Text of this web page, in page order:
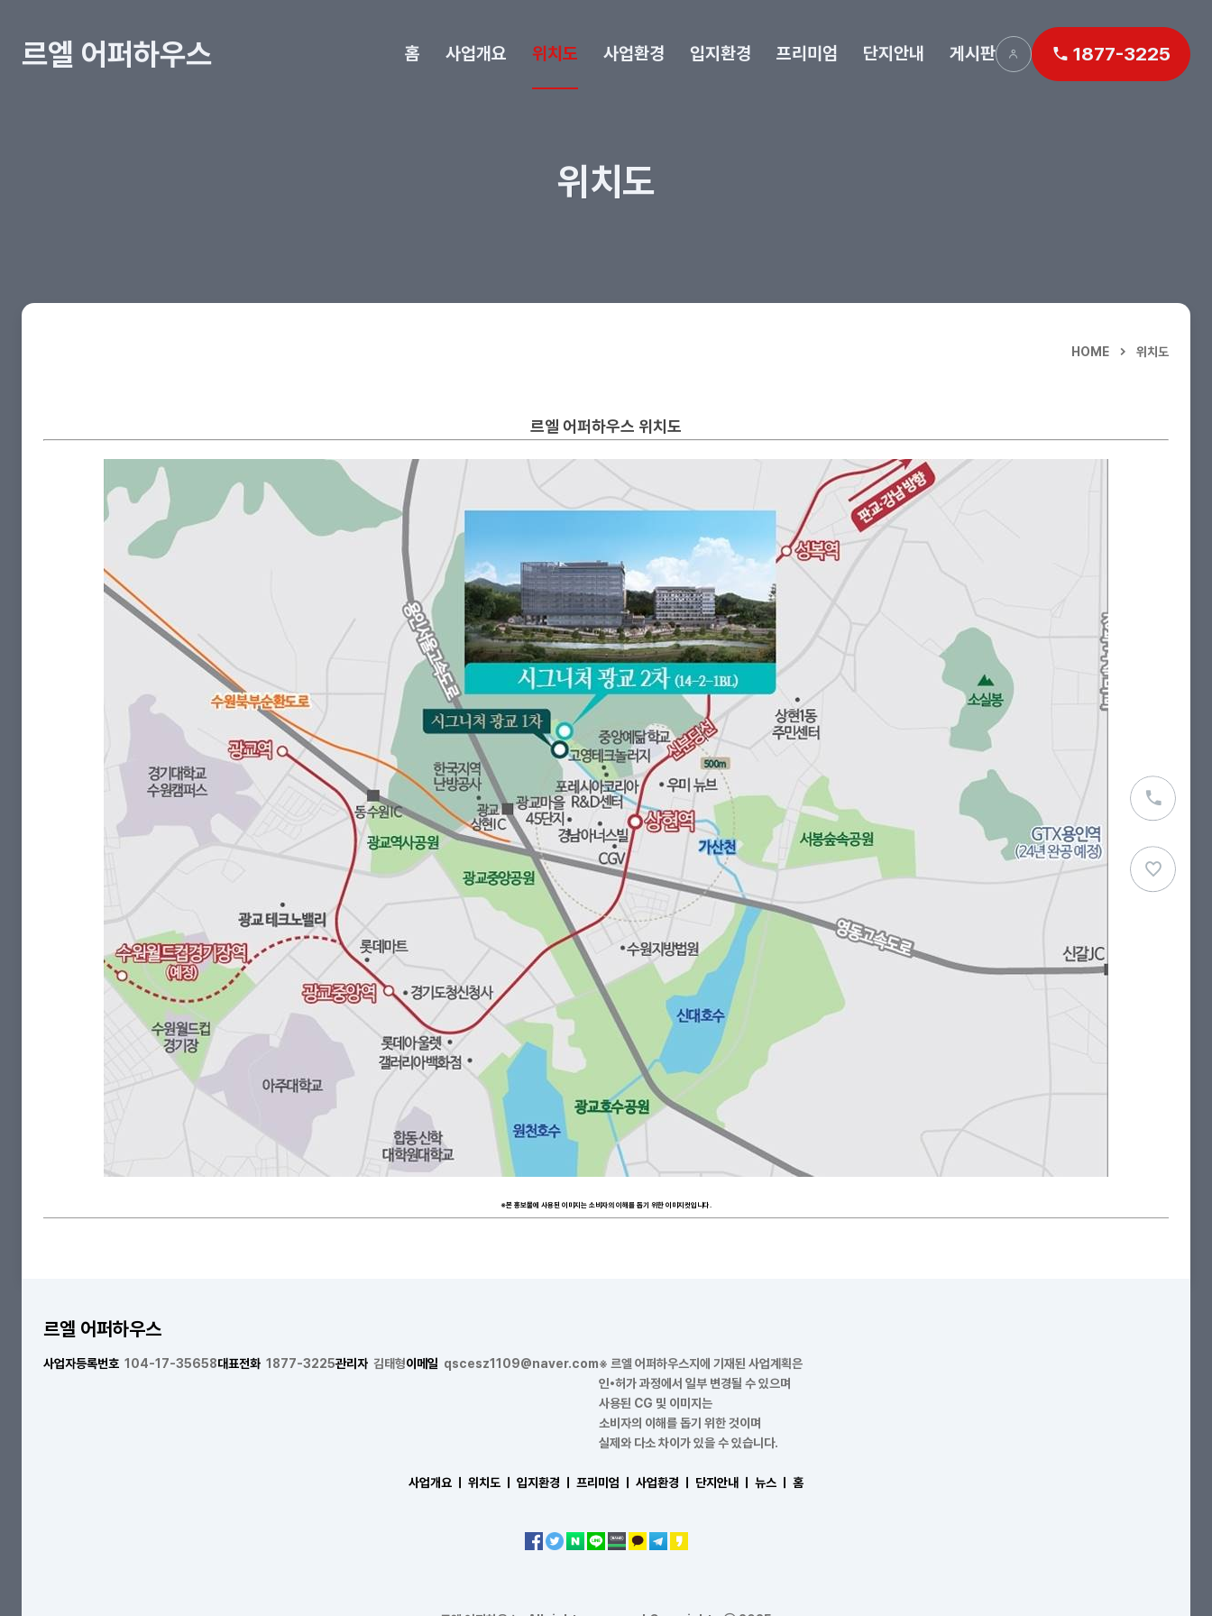
르엘 어퍼하우스 홈 사업개요 위치도 사업환경 입지환경 프리미엄 단지안내 게시판 1877-3225
위치도
HOME 위치도
르엘 어퍼하우스 위치도
※본 홍보물에 사용된 이미지는 소비자의 이해를 돕기 위한 이미지컷입니다.
르엘 어퍼하우스
사업자등록번호 104-17-35658대표전화 1877-3225관리자 김태형이메일 qscesz1109@naver.com※ 르엘 어퍼하우스지에 기재된 사업계획은
인•허가 과정에서 일부 변경될 수 있으며
사용된 CG 및 이미지는
소비자의 이해를 돕기 위한 것이며
실제와 다소 차이가 있을 수 있습니다.
사업개요 ㅣ 위치도 ㅣ 입지환경 ㅣ 프리미엄 ㅣ 사업환경 ㅣ 단지안내 ㅣ 뉴스 ㅣ 홈